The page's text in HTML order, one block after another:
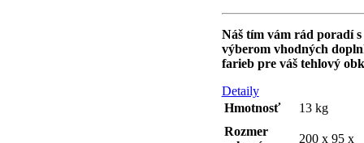
Náš tím vám rád poradí s
výberom vhodných
farieb pre váš tehlový
Detaily
Hmotnosť
13 kg
Rozmer
200 x 95 x